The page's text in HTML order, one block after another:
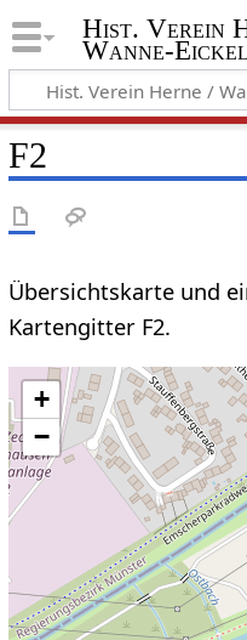
Hist. Verein
Wanne-Eickel
F2
Übersichtskarte und
Kartengitter F2.
+
−